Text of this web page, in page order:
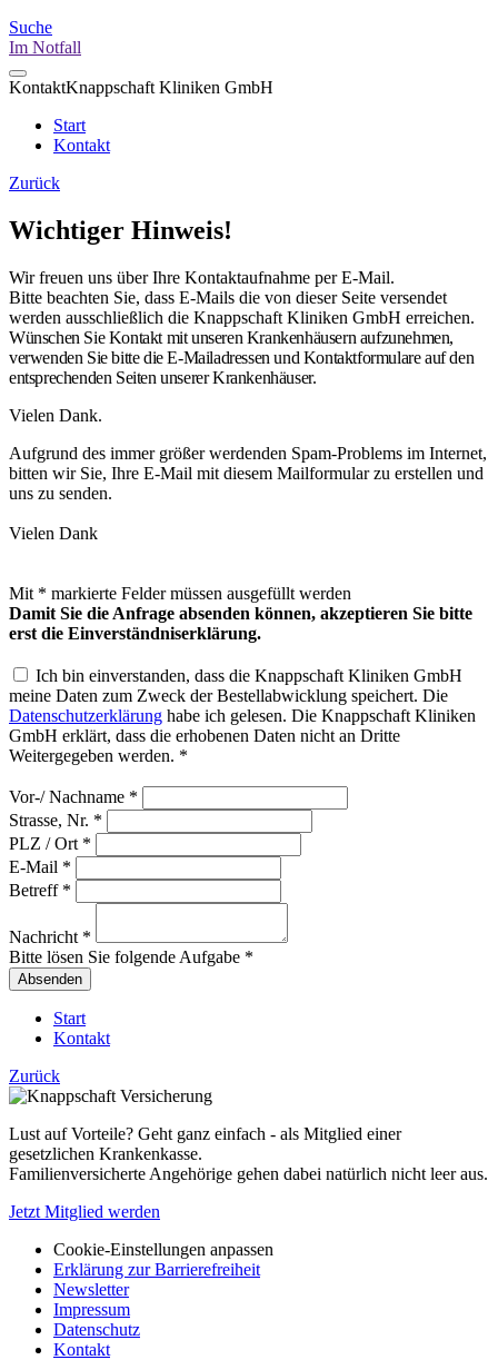
Suche
Im Notfall
KontaktKnappschaft Kliniken GmbH
Start
Kontakt
Zurück
Wichtiger Hinweis!
Wir freuen uns über Ihre Kontaktaufnahme per E-Mail.
Bitte beachten Sie, dass E-Mails die von dieser Seite versendet
werden ausschließlich die Knappschaft Kliniken GmbH erreichen.
Wünschen Sie Kontakt mit unseren Krankenhäusern aufzunehmen,
verwenden Sie bitte die E-Mailadressen und Kontaktformulare auf den
entsprechenden Seiten unserer Krankenhäuser.
Vielen Dank.
Aufgrund des immer größer werdenden Spam-Problems im Internet,
bitten wir Sie, Ihre E-Mail mit diesem Mailformular zu erstellen und
uns zu senden.
Vielen Dank
Mit * markierte Felder müssen ausgefüllt werden
Damit Sie die Anfrage absenden können, akzeptieren Sie bitte
erst die Einverständniserklärung.
Ich bin einverstanden, dass die Knappschaft Kliniken GmbH
meine Daten zum Zweck der Bestellabwicklung speichert. Die
Datenschutzerklärung habe ich gelesen. Die Knappschaft Kliniken
GmbH erklärt, dass die erhobenen Daten nicht an Dritte
Weitergegeben werden. *
Vor-/ Nachname *
Strasse, Nr. *
PLZ / Ort *
E-Mail *
Betreff*
Nachricht *
Bitte lösen Sie folgende Aufgabe *
Start
Kontakt
Zurück
Lust auf Vorteile? Geht ganz einfach - als Mitglied einer
gesetzlichen Krankenkasse.
Familienversicherte Angehörige gehen dabei natürlich nicht leer aus.
Jetzt Mitglied werden
Cookie-Einstellungen anpassen
Erklärung zur Barrierefreiheit
Newsletter
Impressum
Datenschutz
Kontakt